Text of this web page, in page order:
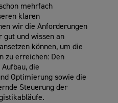
mehrfach
klaren
wir die Anforderungen
gut und wissen an
können, um die
zu erreichen: Den
die
Optimierung sowie die
Steuerung der